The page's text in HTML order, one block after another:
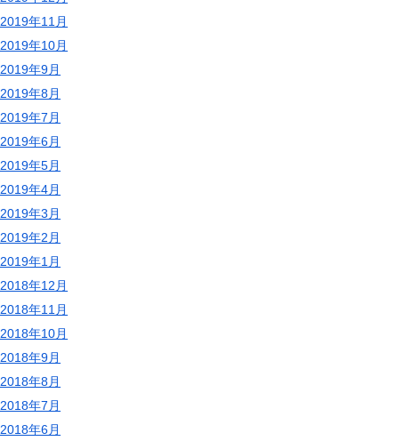
2019年11月
2019年10月
2019年9月
2019年8月
2019年7月
2019年6月
2019年5月
2019年4月
2019年3月
2019年2月
2019年1月
2018年12月
2018年11月
2018年10月
2018年9月
2018年8月
2018年7月
2018年6月